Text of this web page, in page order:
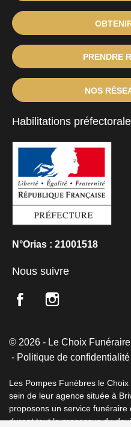
PRENDRE
NOS
Habilitations
N°Orias : 21001518
Nous suivre
© 2026 - Le Choix
Politique de confidentialité
Les Pompes Funèbres le
sein de leur agence située à
proposons un service
durant tout le processus du